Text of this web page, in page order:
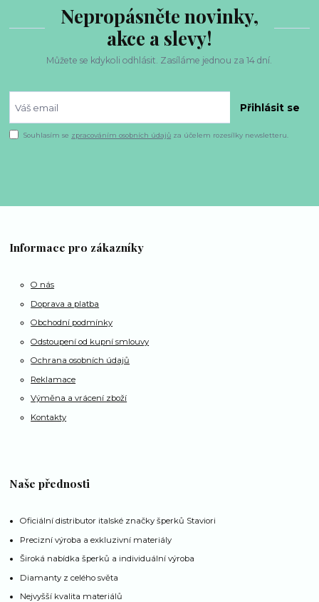
Nepropásněte novinky,
akce a slevy!
Můžete se kdykoli odhlásit. Zasíláme jednou za 14 dní.
Přihlásit se
Souhlasím se zpracováním osobních údajů za účelem rozesílky newsletteru.
Informace pro zákazníky
O nás
Doprava a platba
Obchodní podmínky
Odstoupení od kupní smlouvy
Ochrana osobních údajů
Reklamace
Výměna a vrácení zboží
Kontakty
Naše přednosti
Oficiální distributor italské značky šperků Staviori
Precizní výroba a exkluzivní materiály
Široká nabídka šperků a individuální výroba
Diamanty z celého světa
Nejvyšší kvalita materiálů